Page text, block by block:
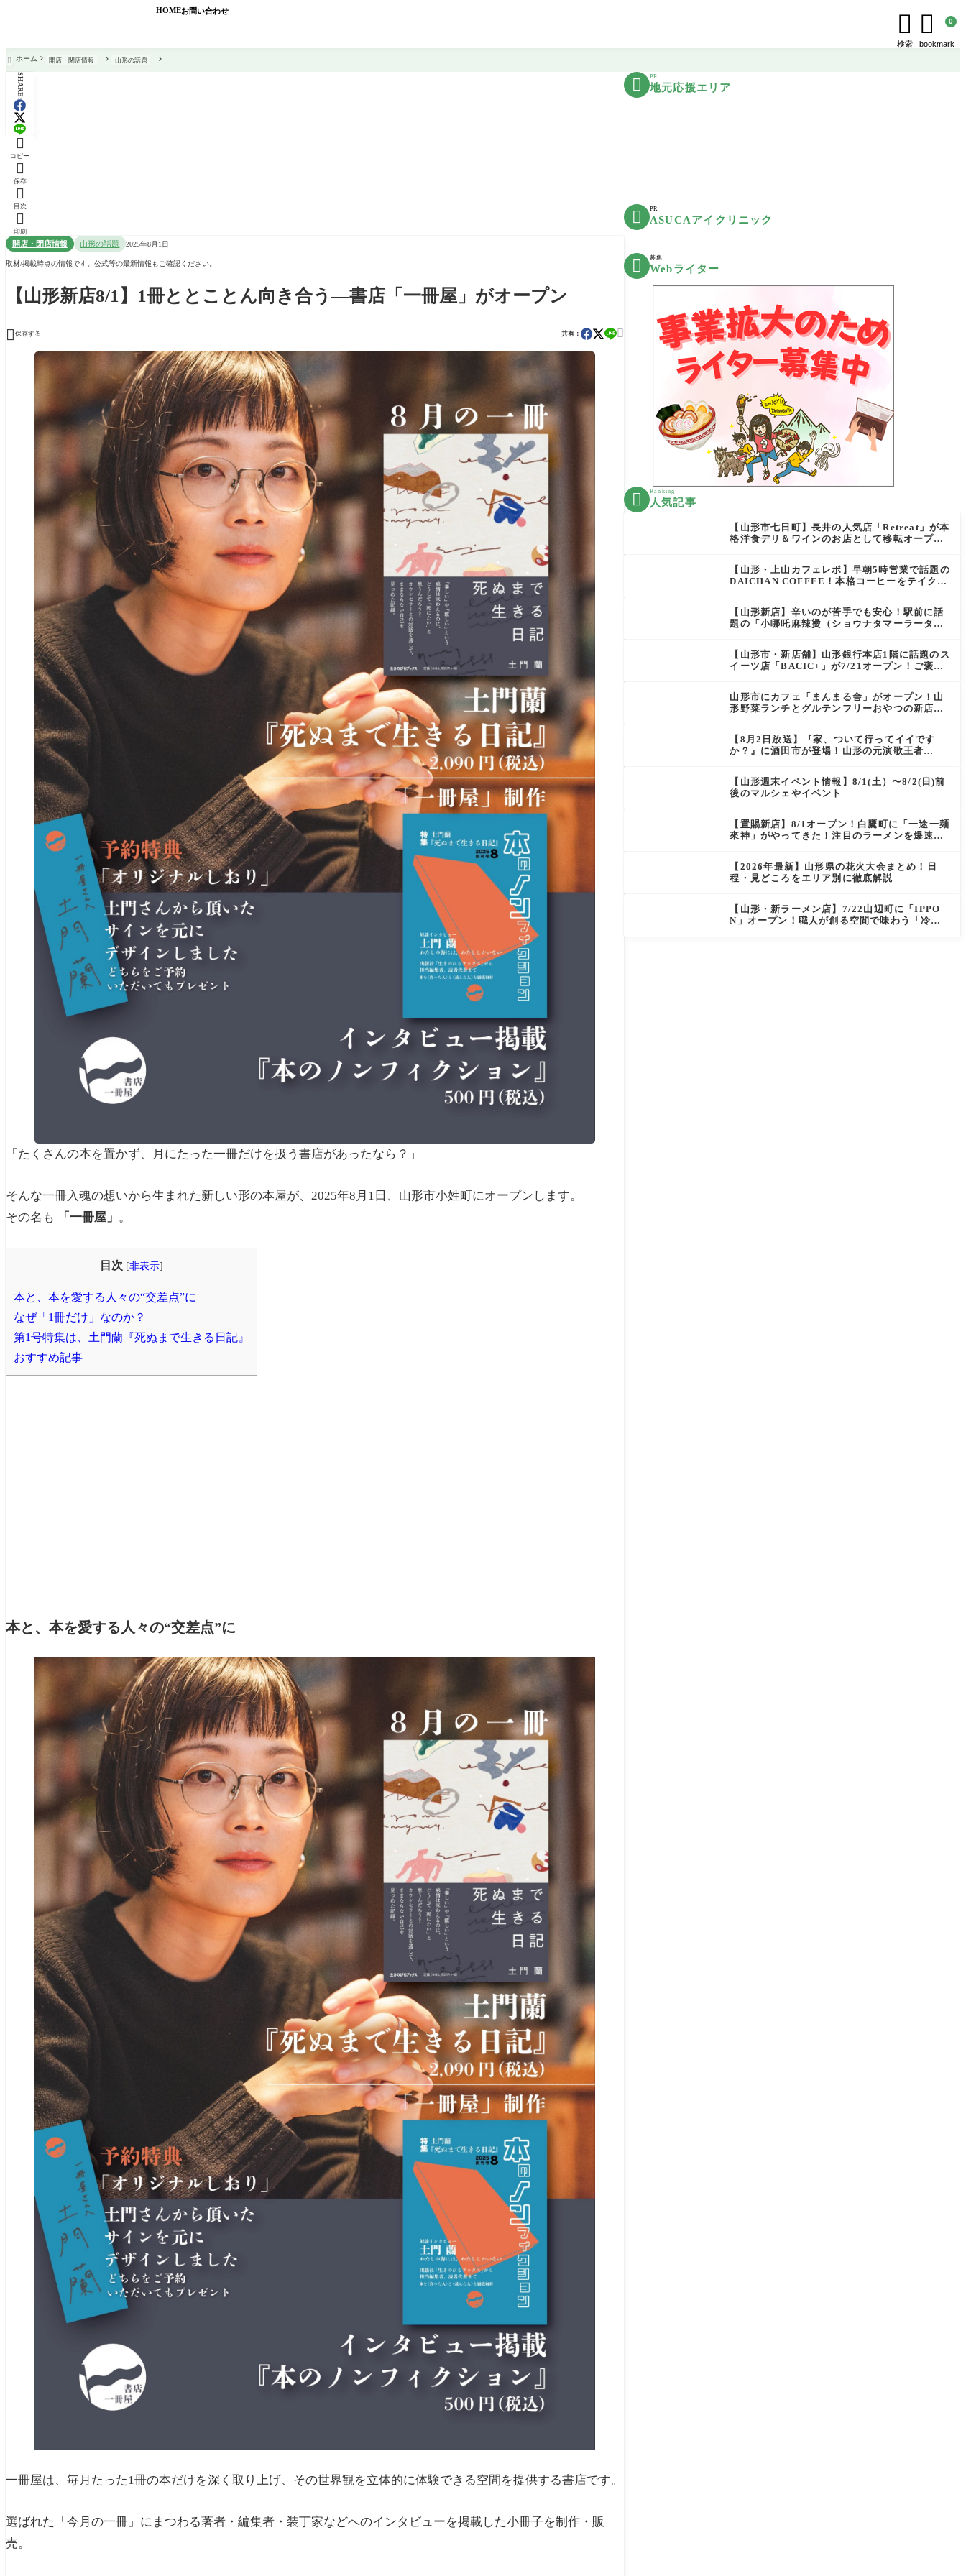
HOMEお問い合わせ 
検索
 0
bookmark
 ホーム 開店・閉店情報 山形の話題
SHARE:

コピー

保存

目次

印刷
開店・閉店情報 山形の話題 2025年8月1日
取材/掲載時点の情報です。公式等の最新情報もご確認ください。
【山形新店8/1】1冊ととことん向き合う—書店「一冊屋」がオープン
 保存する 共有： 
「たくさんの本を置かず、月にたった一冊だけを扱う書店があったなら？」
そんな一冊入魂の想いから生まれた新しい形の本屋が、2025年8月1日、山形市小姓町にオープンします。
その名も
「一冊屋」 。
目次 [非表示]
本と、本を愛する人々の“交差点”に
なぜ「1冊だけ」なのか？
第1号特集は、土門蘭『死ぬまで生きる日記』
おすすめ記事
本と、本を愛する人々の“交差点”に
一冊屋は、毎月たった1冊の本だけを深く取り上げ、その世界観を立体的に体験できる空間を提供する書店です。
選ばれた「今月の一冊」にまつわる著者・編集者・装丁家などへのインタビューを掲載した小冊子を制作・販
売。
 PR
地元応援エリア
 PR
ASUCAアイクリニック
 募集
Webライター
 Ranking
人気記事
【山形市七日町】長井の人気店「Retreat」が本
格洋食デリ＆ワインのお店として移転オープン
【山形・上山カフェレポ】早朝5時営業で話題の
DAICHAN COFFEE！本格コーヒーをテイクア
【山形新店】辛いのが苦手でも安心！駅前に話
題の「小哪吒麻辣燙（ショウナタマーラータ
【山形市・新店舗】山形銀行本店1階に話題のス
イーツ店「BACIC+」が7/21オープン！ご褒美
山形市にカフェ「まんまる舎」がオープン！山
形野菜ランチとグルテンフリーおやつの新店情
【8月2日放送】『家、ついて行ってイイです
か？』に酒田市が登場！山形の元演歌王者
【山形週末イベント情報】8/1(土）〜8/2(日)前
後のマルシェやイベント
【置賜新店】8/1オープン！白鷹町に「一途一麺
來神」がやってきた！注目のラーメンを爆速実
【2026年最新】山形県の花火大会まとめ！日
程・見どころをエリア別に徹底解説
【山形・新ラーメン店】7/22山辺町に「IPPO
N」オープン！職人が創る空間で味わう「冷た